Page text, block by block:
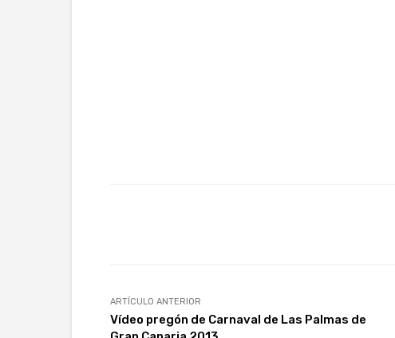
ARTÍCULO ANTERIOR
Vídeo pregón de Carnaval de Las Palmas de